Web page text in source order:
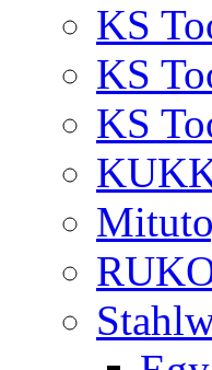
KS
KS
KS